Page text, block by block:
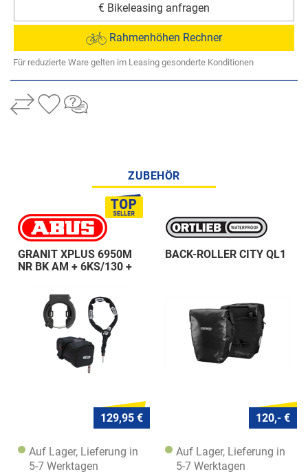
€ Bikeleasing anfragen
Rahmenhöhen Rechner
Für reduzierte Ware gelten im Leasing gesonderte Konditionen
ZUBEHÖR
GRANIT XPLUS 6950M
NR BK AM + 6KS/130 +
129,95 €
Auf Lager, Lieferung in
5-7 Werktagen
BACK-ROLLER CITY QL1
120,- €
Auf Lager, Lieferung in
5-7 Werktagen